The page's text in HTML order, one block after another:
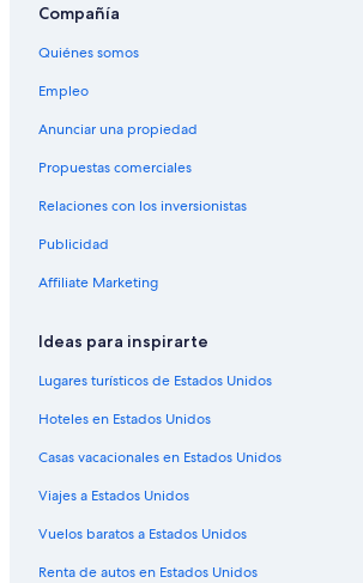
Hoteles en la playa en Loiri Porto San Paolo
Hoteles en Loiri Porto San Paolo
Apartamentos en San Teodoro
Hoteles en la playa en San Teodoro
Hoteles en la playa en Pittulongu
Hoteles en la naturaleza en Pittulongu
Compañía
Quiénes somos
Empleo
Anunciar una propiedad
Propuestas comerciales
Relaciones con los inversionistas
Publicidad
Affiliate Marketing
Ideas para inspirarte
Lugares turísticos de Estados Unidos
Hoteles en Estados Unidos
Casas vacacionales en Estados Unidos
Viajes a Estados Unidos
Vuelos baratos a Estados Unidos
Renta de autos en Estados Unidos